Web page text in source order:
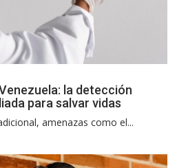
la detección
para salvar vidas
amenazas como el...